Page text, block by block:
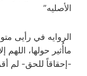
الأصليه”
الروايه في رأيى
ماأُثير حولها، اللهم
-إحقاقاً للحق- لم